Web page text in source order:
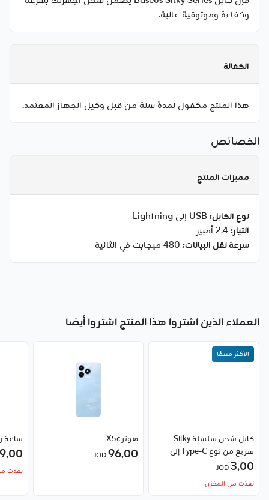
وكفاءة وموثوقية عالية.
الكفالة
هذا المنتج مكفول لمدة سنة من قِبل وكيل الجهاز المعتمد.
الخصائص
مميزات المنتج
نوع الكابل:
التيار:
سرعة نقل البيانات:
العملاء الذين اشتروا هذا المنتج اشتروا أيضا
الأكثر مبيعًا
كابل شحن سلسلة Silky
سريع من نوع Type-C إلى
3٫00
نفذت من المخزن
هونر X5c
96٫00JOD
ساعة
نفذت